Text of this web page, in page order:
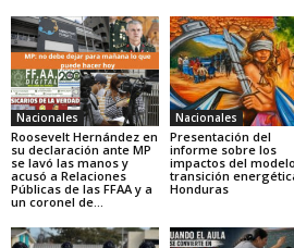
Nacionales
Roosevelt Hernández en
su declaración ante MP
se lavó las manos y
acusó a Relaciones
Públicas de las FFAA y a
un coronel de...
Nacionales
Presentación del
informe sobre los
impactos del
transición
Honduras